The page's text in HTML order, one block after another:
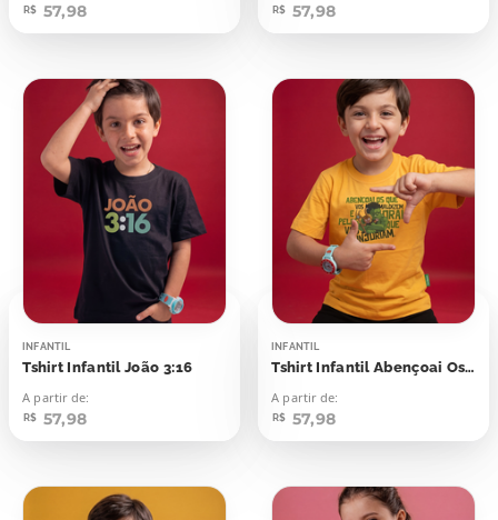
R$ 57,98 R$ 57,98
INFANTIL
Tshirt Infantil João 3:16
A partir de:
R$ 57,98
INFANTIL
Tshirt Infantil Abençoai Os Que Vos Mal Dizem
A partir de:
R$ 57,98